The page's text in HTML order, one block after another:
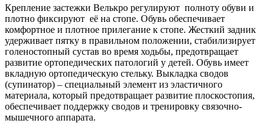
Крепление застежки Велькро регулируют полноту обуви и
плотно фиксируют её на стопе. Обувь обеспечивает
комфортное и плотное прилегание к стопе. Жесткий задник
удерживает пятку в правильном положении, стабилизирует
голеностопный сустав во время ходьбы, предотвращает
развитие ортопедических патологий у детей. Обувь имеет
вкладную ортопедическую стельку. Выкладка сводов
(супинатор) – специальный элемент из эластичного
материала, который предотвращает развитие плоскостопия,
обеспечивает поддержку сводов и тренировку связочно-
мышечного аппарата.